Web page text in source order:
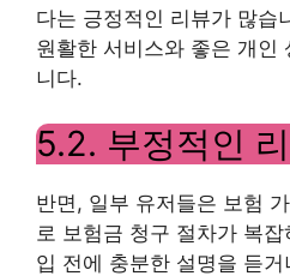
다는 긍정적인 리뷰가 많습
원활한 서비스와 좋은 개인
니다.
5.2. 부정적인
반면, 일부 유저들은 보험
로 보험금 청구 절차가 복
입 전에 충분한 설명을 듣